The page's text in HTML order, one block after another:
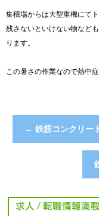
集積場からは大型重機にて
残さないといけない物など
ります。
この暑さの作業なので熱中
← 鉄筋コンクリー